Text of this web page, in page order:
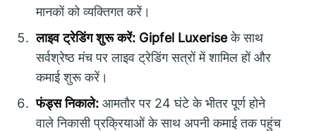
मानकों को व्यक्तिगत करें।
लाइव ट्रेडिंग शुरू करें: Gipfel Luxeriseके साथ
सर्वश्रेष्ठ मंच पर लाइव ट्रेडिंग सत्रों में शामिल हों और
कमाई शुरू करें।
फंड्स निकाले: आमतौर पर 24 घंटे के भीतर पूर्ण होने
वाले निकासी प्रक्रियाओं के साथ अपनी कमाई तक पहुंच